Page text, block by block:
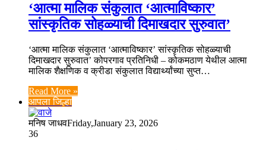
‘आत्मा मालिक संकुलात ‘आत्माविष्कार’
सांस्कृतिक सोहळ्याची दिमाखदार सुरुवात’
‘आत्मा मालिक संकुलात ‘आत्माविष्कार’ सांस्कृतिक सोहळ्याची
दिमाखदार सुरुवात’ कोपरगाव प्रतिनिधी – कोकमठाण येथील आत्मा
मालिक शैक्षणिक व क्रीडा संकुलात विद्यार्थ्यांच्या सुप्त…
Read More »
आपला जिल्हा
मनिष जाधवFriday,January 23, 2026
36